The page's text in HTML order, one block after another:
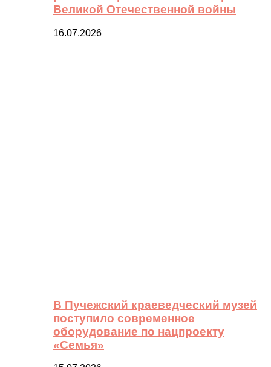
Великой Отечественной войны
16.07.2026
В Пучежский краеведческий музей
поступило современное
оборудование по нацпроекту
«Семья»